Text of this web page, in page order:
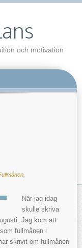
och motivation
,
När jag idag
skulle skriva
Jag kom att
fullmånen i
skrivit om fullmånen